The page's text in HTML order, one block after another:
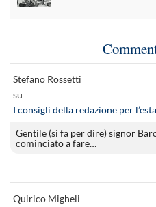
Stefano Rossetti
su
I consigli della redazione per
Gentile (si fa per dire) signor
cominciato a fare…
Quirico Migheli